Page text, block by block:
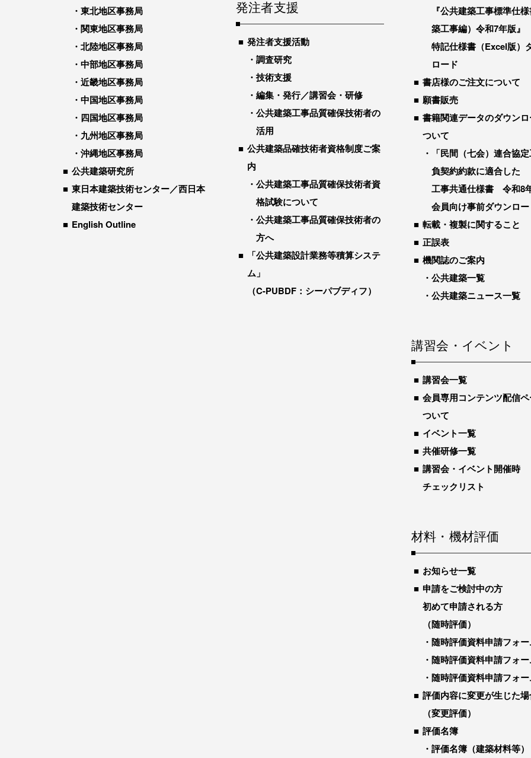
東北地区事務局
関東地区事務局
北陸地区事務局
中部地区事務局
近畿地区事務局
中国地区事務局
四国地区事務局
九州地区事務局
沖縄地区事務局
公共建築研究所
東日本建築技術センター／西日本
建築技術センター
English Outline
発注者支援
発注者支援活動
調査研究
技術支援
編集・発行／講習会・研修
公共建築工事品質確保技術者の
活用
公共建築品確技術者資格制度ご案
内
公共建築工事品質確保技術者資
格試験について
公共建築工事品質確保技術者の
方へ
「公共建築設計業務等積算システ
ム」
（C-PUBDF：シーパブディフ）
『公共建築工事標準仕
築工事編）令和7年版』
特記仕様書（Excel版）
ロード
書店様のご注文について
願書販売
書籍関連データのダウン
ついて
「民間（七会）連合協
負契約約款に適合した
工事共通仕様書 令和8
会員向け事前ダウンロー
転載・複製に関すること
正誤表
機関誌のご案内
公共建築一覧
公共建築ニュース一覧
講習会・イベント
講習会一覧
会員専用コンテンツ配信
ついて
イベント一覧
共催研修一覧
講習会・イベント開催時
チェックリスト
材料・機材評価
お知らせ一覧
申請をご検討中の方
初めて申請される方
（随時評価）
随時評価資料申請フォ
随時評価資料申請フォ
随時評価資料申請フォ
評価内容に変更が生じた
（変更評価）
評価名簿
評価名簿（建築材料等）